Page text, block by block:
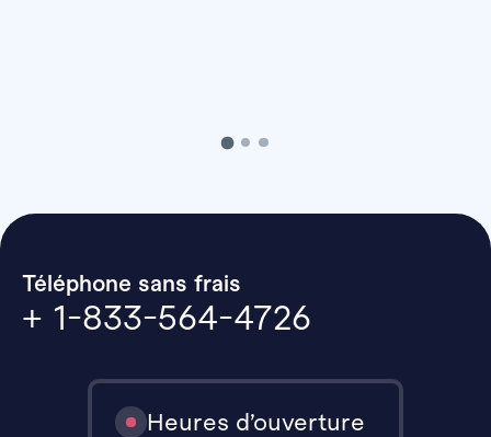
Téléphone sans frais
+ 1-833-564-4726
Heures d’ouverture